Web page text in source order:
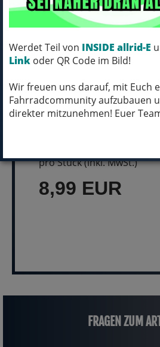
Werdet Teil von INSIDE allrid-E
Link oder QR Code im Bild!
Wir freuen uns darauf, mit Euch
Fahrradcommunity aufzubauen
direkter mitzunehmen! Euer
Bontrager Schlauch
Standard 700x35-
Art.Nr. 432456
pro Stück (inkl. MwSt.)
8,99 EUR
FRAGEN ZUM